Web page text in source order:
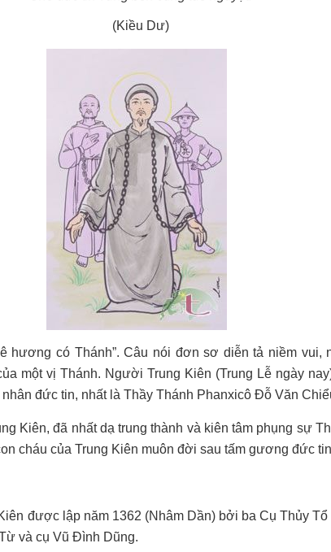
(Kiều Dư)
hương có Thánh”. Câu nói đơn sơ diễn tả niềm vui,
một vị Thánh. Người Trung Kiên (Trung Lễ ngày
đức tin, nhất là Thầy Thánh Phanxicô Đỗ Văn
Kiên, đã nhất dạ trung thành và kiên tâm phụng sự
cháu của Trung Kiên muôn đời sau tấm gương đức
được lập năm 1362 (Nhâm Dần) bởi ba Cụ Thủy
và cụ Vũ Đình Dũng.